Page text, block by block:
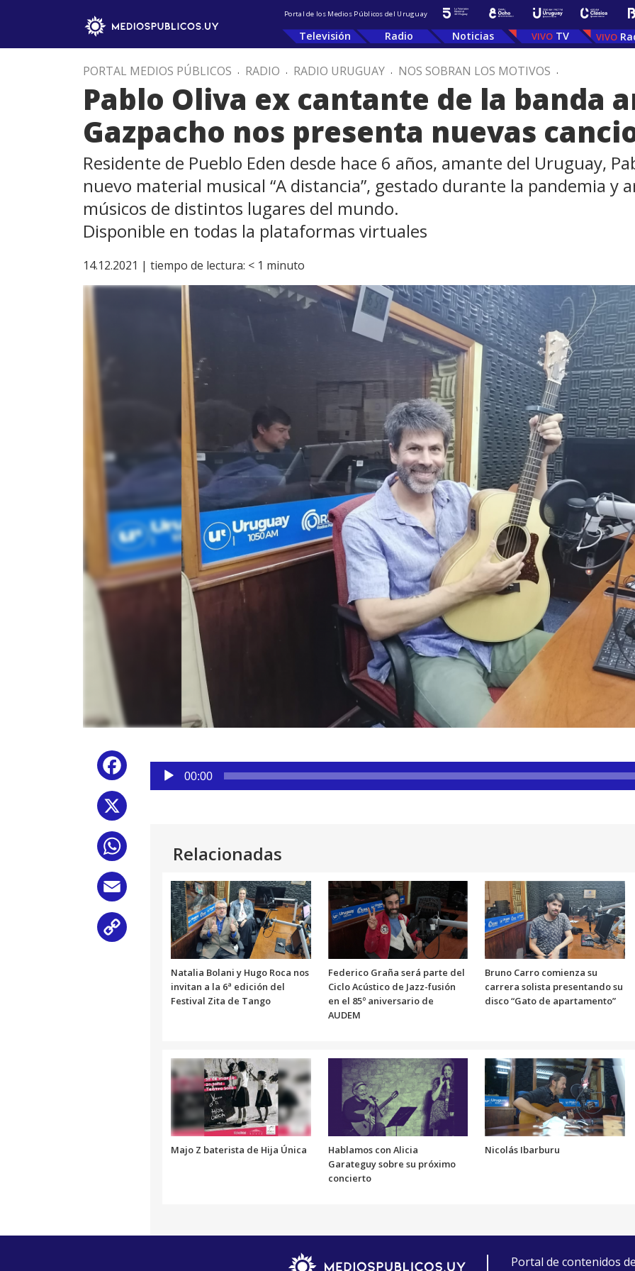
Portal de los Medios Públicos del Uruguay
Televisión Radio Noticias TV
PORTAL MEDIOS PÚBLICOS . RADIO . RADIO URUGUAY . NOS SOBRAN LOS MOTIVOS .
Pablo Oliva ex cantante de la banda
Gazpacho nos presenta nuevas
Residente de Pueblo Eden desde hace 6 años, amante del Uruguay,
nuevo material musical “A distancia”, gestado durante la pandemia y
músicos de distintos lugares del mundo.
Disponible en todas la plataformas virtuales
14.12.2021 | tiempo de lectura: < 1 minuto
Facebook
WhatsApp
Reproductor
audio
00:00
Relacionadas
Natalia Bolani y Hugo Roca nos
invitan a la 6ª edición del
Festival Zita de Tango
Federico Graña será parte del
Ciclo Acústico de Jazz-fusión
en el 85º aniversario de
AUDEM
Bruno Carro comienza su
carrera solista presentando su
disco “Gato de apartamento”
Majo Z baterista de Hija Única
Hablamos con Alicia
Garateguy sobre su próximo
concierto
Nicolás Ibarburu
Portal de contenidos